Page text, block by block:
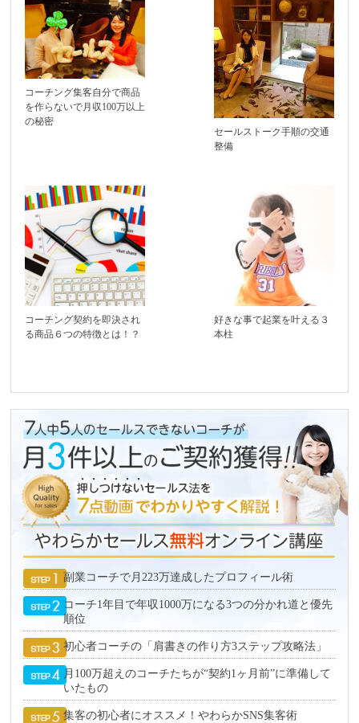
コーチング集客自分で商品
を作らないで月収100万以上
の秘密
セールストーク手順の交通
整備
コーチング契約を即決され
る商品６つの特徴とは！？
好きな事で起業を叶える３
本柱
副業コーチで月223万達成したプロフィール術
コーチ1年目で年収1000万になる3つの分かれ道と優先
順位
初心者コーチの「肩書きの作り方3ステップ攻略法」
月100万超えのコーチたちが“契約1ヶ月前”に準備して
いたもの
集客の初心者にオススメ！やわらかSNS集客術